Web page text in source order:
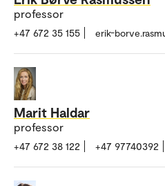
professor
+47 672 35 155 erik-
Marit Haldar
professor
+47 672 38 122 +47 97740392